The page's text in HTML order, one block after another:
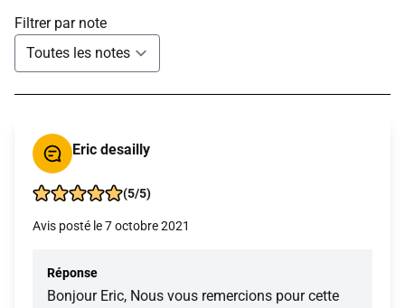
Filtrer par note
Eric desailly
(5/5)
Avis posté le 7 octobre 2021
Réponse
Bonjour Eric, Nous vous remercions pour cette